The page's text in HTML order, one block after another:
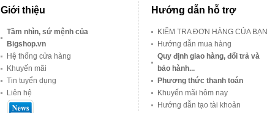
Giới thiệu
Tầm nhìn, sứ mệnh của
Bigshop.vn
Hệ thống cửa hàng
Khuyến mãi
Tin tuyển dụng
Liên hệ
Hướng dẫn hỗ trợ
KIỂM TRA ĐƠN HÀNG CỦA BẠN
Hướng dẫn mua hàng
Quy định giao hàng, đổi trả và
bảo hành...
Phương thức thanh toán
Khuyến mãi hôm nay
Hướng dẫn tạo tài khoản